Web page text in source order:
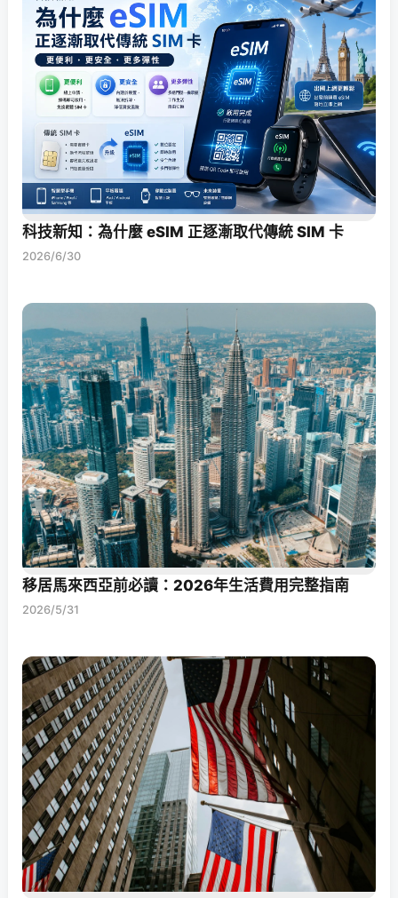
科技新知：為什麼 eSIM 正逐漸取代傳統 SIM 卡
2026/6/30
移居馬來西亞前必讀：2026年生活費用完整指南
2026/5/31